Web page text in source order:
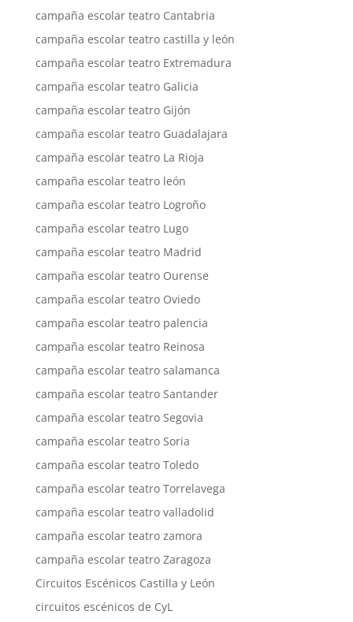
campaña escolar teatro Cantabria
campaña escolar teatro castilla y león
campaña escolar teatro Extremadura
campaña escolar teatro Galicia
campaña escolar teatro Gijón
campaña escolar teatro Guadalajara
campaña escolar teatro La Rioja
campaña escolar teatro león
campaña escolar teatro Logroño
campaña escolar teatro Lugo
campaña escolar teatro Madrid
campaña escolar teatro Ourense
campaña escolar teatro Oviedo
campaña escolar teatro palencia
campaña escolar teatro Reinosa
campaña escolar teatro salamanca
campaña escolar teatro Santander
campaña escolar teatro Segovia
campaña escolar teatro Soria
campaña escolar teatro Toledo
campaña escolar teatro Torrelavega
campaña escolar teatro valladolid
campaña escolar teatro zamora
campaña escolar teatro Zaragoza
Circuitos Escénicos Castilla y León
circuitos escénicos de CyL